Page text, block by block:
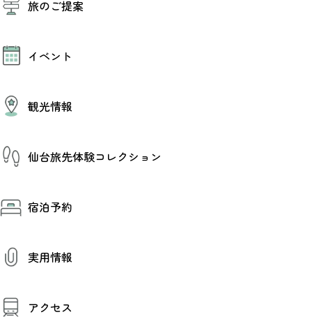
伝統的工芸品
夜時間トピックス
旅のご提案
AIおまかせコース
イベント
その他イベント情報（音楽・展示会）
観光情報
温泉
プロスポーツチーム・プロオーケストラ
仙台の銘品
仙台観光マップ
仙台旅先体験コレクション
体験プログラム検索（予約）
体験事業者
宿泊予約
実用情報
お役立ち情報
アクセス